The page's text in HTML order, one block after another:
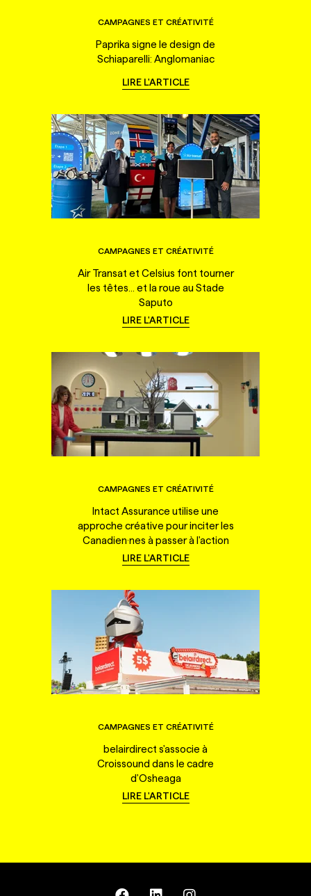
CAMPAGNES ET CRÉATIVITÉ
Paprika signe le design de
Schiaparelli: Anglomaniac
LIRE L'ARTICLE
CAMPAGNES ET CRÉATIVITÉ
Air Transat et Celsius font tourner
les têtes... et la roue au Stade
Saputo
LIRE L'ARTICLE
CAMPAGNES ET CRÉATIVITÉ
Intact Assurance utilise une
approche créative pour inciter les
Canadien·nes à passer à l'action
LIRE L'ARTICLE
CAMPAGNES ET CRÉATIVITÉ
belairdirect s'associe à
Croissound dans le cadre
d'Osheaga
LIRE L'ARTICLE